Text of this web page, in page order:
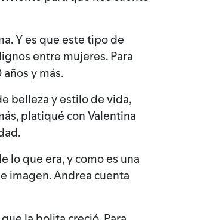
Y es que este tipo de
entre mujeres. Para
y más.
belleza y estilo de vida,
platiqué con Valentina
lo que era, y como es una
imagen. Andrea cuenta